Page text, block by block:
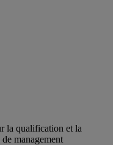
la qualification et la
management